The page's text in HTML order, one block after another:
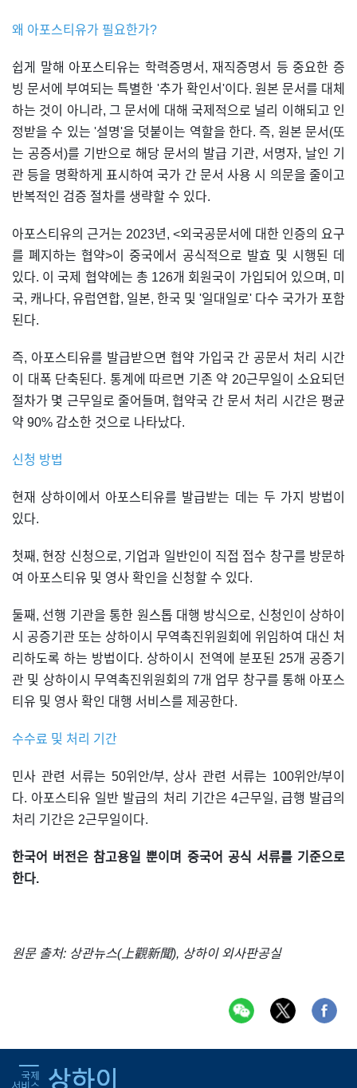
왜 아포스티유가 필요한가?
쉽게 말해 아포스티유는 학력증명서, 재직증명서 등 중요한 증
빙 문서에 부여되는 특별한 '추가 확인서'이다. 원본 문서를 대체
하는 것이 아니라, 그 문서에 대해 국제적으로 널리 이해되고 인
정받을 수 있는 '설명'을 덧붙이는 역할을 한다. 즉, 원본 문서(또
는 공증서)를 기반으로 해당 문서의 발급 기관, 서명자, 날인 기
관 등을 명확하게 표시하여 국가 간 문서 사용 시 의문을 줄이고
반복적인 검증 절차를 생략할 수 있다.
아포스티유의 근거는 2023년, <외국공문서에 대한 인증의 요구
를 폐지하는 협약>이 중국에서 공식적으로 발효 및 시행된 데
있다. 이 국제 협약에는 총 126개 회원국이 가입되어 있으며, 미
국, 캐나다, 유럽연합, 일본, 한국 및 '일대일로' 다수 국가가 포함
된다.
즉, 아포스티유를 발급받으면 협약 가입국 간 공문서 처리 시간
이 대폭 단축된다. 통계에 따르면 기존 약 20근무일이 소요되던
절차가 몇 근무일로 줄어들며, 협약국 간 문서 처리 시간은 평균
약 90% 감소한 것으로 나타났다.
신청 방법
현재 상하이에서 아포스티유를 발급받는 데는 두 가지 방법이
있다.
첫째, 현장 신청으로, 기업과 일반인이 직접 접수 창구를 방문하
여 아포스티유 및 영사 확인을 신청할 수 있다.
둘째, 선행 기관을 통한 원스톱 대행 방식으로, 신청인이 상하이
시 공증기관 또는 상하이시 무역촉진위원회에 위임하여 대신 처
리하도록 하는 방법이다. 상하이시 전역에 분포된 25개 공증기
관 및 상하이시 무역촉진위원회의 7개 업무 창구를 통해 아포스
티유 및 영사 확인 대행 서비스를 제공한다.
수수료 및 처리 기간
민사 관련 서류는 50위안/부, 상사 관련 서류는 100위안/부이
다. 아포스티유 일반 발급의 처리 기간은 4근무일, 급행 발급의
처리 기간은 2근무일이다.
한국어 버전은 참고용일 뿐이며 중국어 공식 서류를 기준으로
한다.
원문 출처: 상관뉴스(上觀新聞), 상하이 외사판공실